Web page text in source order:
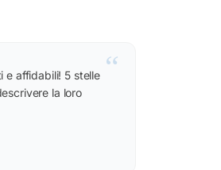
“
e affidabili! 5 stelle
la loro